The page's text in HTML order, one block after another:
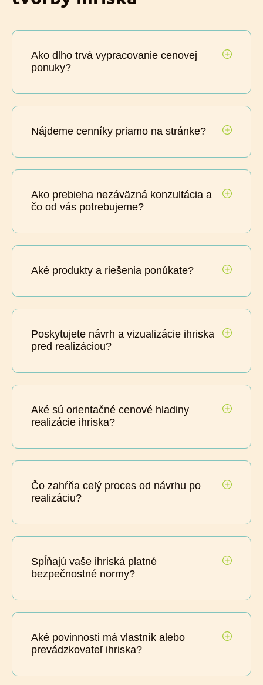
Ako dlho trvá vypracovanie cenovej
ponuky?
Nájdeme cenníky priamo na stránke?
Ako prebieha nezáväzná konzultácia a
čo od vás potrebujeme?
Aké produkty a riešenia ponúkate?
Poskytujete návrh a vizualizácie ihriska
pred realizáciou?
Aké sú orientačné cenové hladiny
realizácie ihriska?
Čo zahŕňa celý proces od návrhu po
realizáciu?
Spĺňajú vaše ihriská platné
bezpečnostné normy?
Aké povinnosti má vlastník alebo
prevádzkovateľ ihriska?